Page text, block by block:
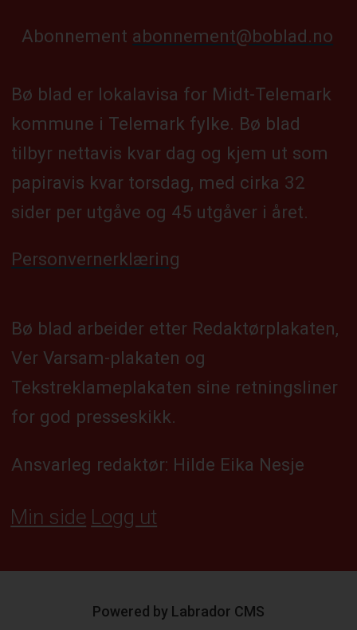
Abonnement abonnement@boblad.no
Bø blad er lokalavisa for Midt-Telemark
kommune i Telemark fylke. Bø blad
tilbyr nettavis kvar dag og kjem ut som
papiravis kvar torsdag, med cirka 32
sider per utgåve og 45 utgåver i året.
Personvernerklæring
Bø blad arbeider etter Redaktørplakaten,
Ver Varsam-plakaten og
Tekstreklameplakaten sine retningsliner
for god presseskikk.
Ansvarleg redaktør: Hilde Eika Nesje
Min side Logg ut
Powered by Labrador CMS